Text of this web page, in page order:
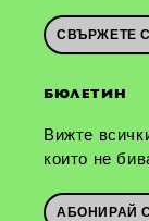
СВЪРЖЕТЕ
БЮЛЕТИН
Вижте
които не
АБОНИРАЙ